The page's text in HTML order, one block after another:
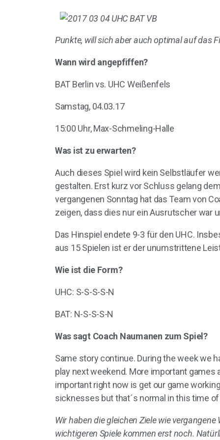
Punkte, will sich aber auch optimal auf das
Wann wird angepfiffen?
BAT Berlin vs. UHC Weißenfels
Samstag, 04.03.17
15:00 Uhr, Max-Schmeling-Halle
Was ist zu erwarten?
Auch dieses Spiel wird kein Selbstläufer
gestalten. Erst kurz vor Schluss gelang
vergangenen Sonntag hat das Team von
zeigen, dass dies nur ein Ausrutscher war
Das Hinspiel endete 9-3 für den UHC.
aus 15 Spielen ist er der unumstrittene
Wie ist die Form?
UHC: S-S-S-S-N
BAT: N-S-S-S-N
Was sagt Coach Naumanen zum Spiel?
Same story continue. During the week we
play next weekend. More important
important right now is get our game
sicknesses but that´s normal in this time of
Wir haben die gleichen Ziele wie
wichtigeren Spiele kommen erst noch.